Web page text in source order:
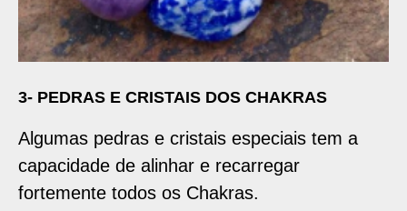
3- PEDRAS E CRISTAIS DOS CHAKRAS
Algumas pedras e cristais especiais tem a
capacidade de alinhar e recarregar
fortemente todos os Chakras.